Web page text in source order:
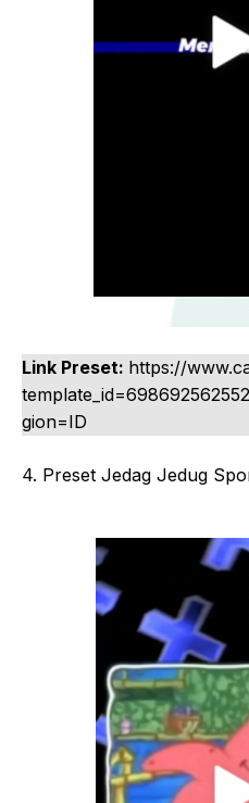
Link Preset: https://
gion=ID
4. Preset Jedag Jedug